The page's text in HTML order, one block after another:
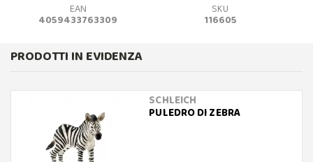
EAN
4059433763309
SKU
116605
PRODOTTI IN EVIDENZA
SCHLEICH
PULEDRO DI ZEBRA